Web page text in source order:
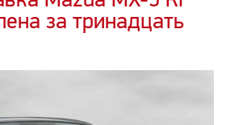
за тринадцать